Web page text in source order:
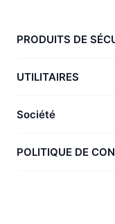
PRODUITS DE
Anti-Ransomware
UTILITAIRES
360 Zip
RecoverlyX
Société
POLITIQUE DE